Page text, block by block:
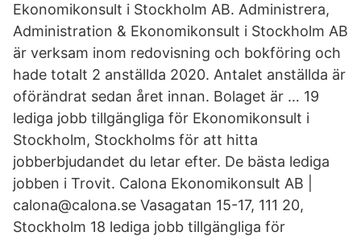
Ekonomikonsult i Stockholm AB. Administrera,
Administration & Ekonomikonsult i Stockholm AB
är verksam inom redovisning och bokföring och
hade totalt 2 anställda 2020. Antalet anställda är
oförändrat sedan året innan. Bolaget är … 19
lediga jobb tillgängliga för Ekonomikonsult i
Stockholm, Stockholms för att hitta
jobberbjudandet du letar efter. De bästa lediga
jobben i Trovit. Calona Ekonomikonsult AB |
calona@calona.se Vasagatan 15-17, 111 20,
Stockholm 18 lediga jobb tillgängliga för